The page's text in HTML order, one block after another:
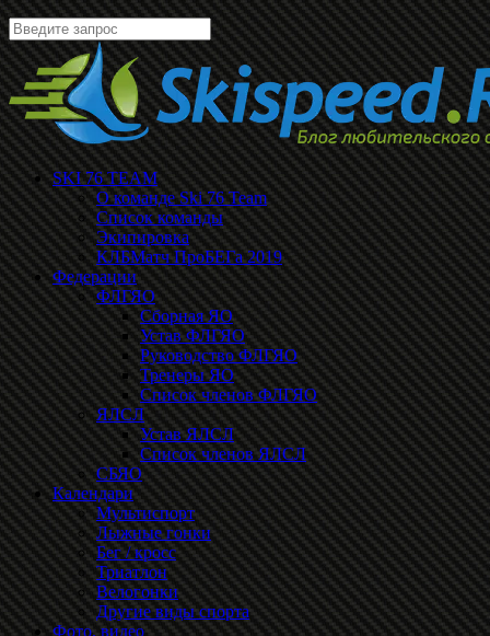
SKI 76 TEAM
О команде Ski 76 Team
Список команды
Экипировка
КЛБМатч ПроБЕГа 2019
Федерации
ФЛГЯО
Сборная ЯО
Устав ФЛГЯО
Руководство ФЛГЯО
Тренеры ЯО
Список членов ФЛГЯО
ЯЛСЛ
Устав ЯЛСЛ
Список членов ЯЛСЛ
СБЯО
Календари
Мультиспорт
Лыжные гонки
Бег / кросс
Триатлон
Велогонки
Другие виды спорта
Фото, видео